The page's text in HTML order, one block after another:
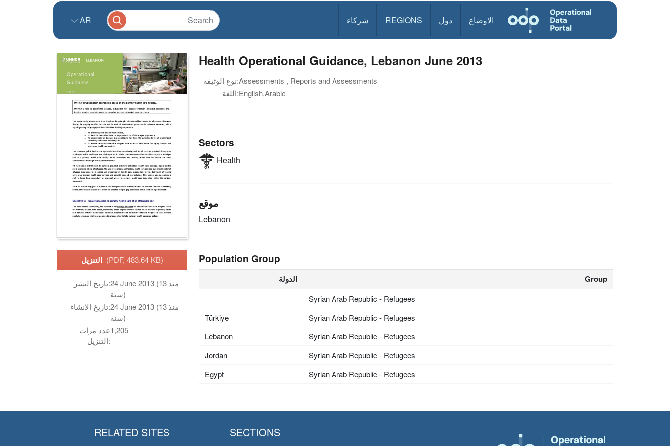
الاوضاع دول REGIONS شركاء AR
التنزيل (PDF, 483.64 KB)
تاريخ النشر:24 June 2013 (منذ 13
سنة)
تاريخ الانشاء:24 June 2013 (منذ 13
سنة)
عدد مرات
التنزيل:
1,205
Health Operational Guidance, Lebanon June 2013
نوع الوثيقة:Assessments , Reports and Assessments
اللغة:English,Arabic
Sectors
Health
موقع
Lebanon
Population Group
الدولة Group
Syrian Arab Republic - Refugees
Türkiye
Syrian Arab Republic - Refugees
Lebanon
Syrian Arab Republic - Refugees
Jordan
Syrian Arab Republic - Refugees
Egypt
Syrian Arab Republic - Refugees
SECTIONS
RELATED SITES